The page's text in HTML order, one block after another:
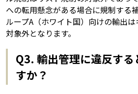
への転用懸念がある場合に規制する
ループA（ホワイト国）向けの輸出
対象外となります。
Q3. 輸出管理に違反する
すか？